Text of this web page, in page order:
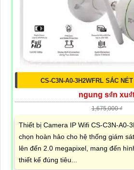
CS-C3N-A0-3H2WFRL SẮC
ngung s₫n
1,675,000 ₫
Thiết bị Camera IP Wifi CS-C3N-A0-
chọn hoàn hảo cho hệ thống giám
lên đến 2.0 megapixel, mang đến
thiết kế đúng tiêu...